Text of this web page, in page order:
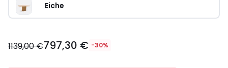
Eiche
1139,00 €797,30 € -30%